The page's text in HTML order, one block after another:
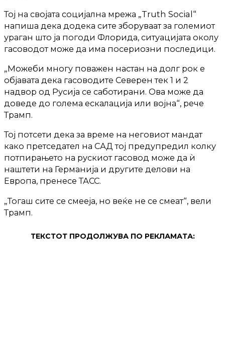
Тој на својата социјална мрежа „Truth Social“
напиша дека додека сите зборуваат за големиот
ураган што ја погоди Флорида, ситуацијата околу
гасоводот може да има посериозни последици.
„Можеби многу поважен настан на долг рок е
објавата дека гасоводите Северен тек 1 и 2
надвор од Русија се саботирани. Ова може да
доведе до голема ескалација или војна“, рече
Трамп.
Тој потсети дека за време на неговиот мандат
како претседател на САД тој предупредил колку
потпирањето на рускиот гасовод може да ѝ
наштети на Германија и другите делови на
Европа, пренесе ТАСС.
„Тогаш сите се смееја, но веќе не се смеат“, вели
Трамп.
ТЕКСТОТ ПРОДОЛЖУВА ПО РЕКЛАМАТА: